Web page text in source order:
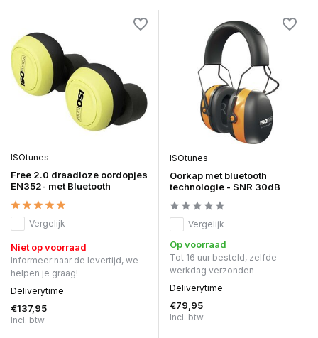
ISOtunes
Free 2.0 draadloze oordopjes
EN352- met Bluetooth
Vergelijk
Niet op voorraad
Informeer naar de levertijd, we
helpen je graag!
Deliverytime
€137,95
Incl. btw
ISOtunes
Oorkap met bluetooth
technologie - SNR 30dB
Vergelijk
Op voorraad
Tot 16 uur besteld, zelfde
werkdag verzonden
Deliverytime
€79,95
Incl. btw